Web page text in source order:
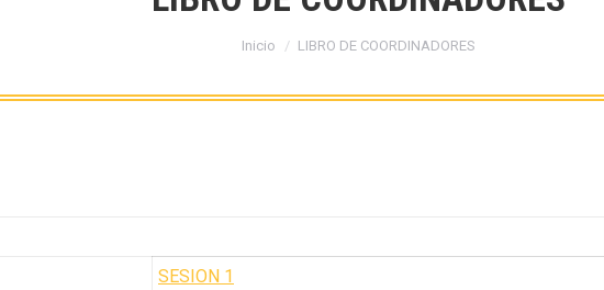
Estás aquí:
Inicio LIBRO DE COORDINADORES
SESION 1